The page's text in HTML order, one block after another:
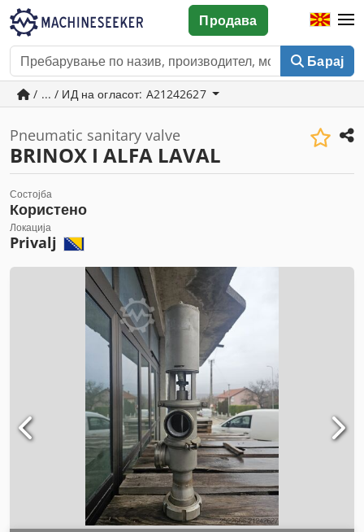
Барај
Продава
/ ... / ИД на огласот: A21242627
Pneumatic sanitary valve
BRINOX I ALFA LAVAL
Состојба
Користено
Локација
Privalj